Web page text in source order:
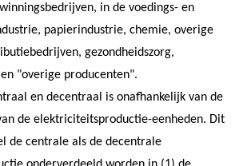
in de voedings- en
papierindustrie, chemie, overige
gezondheidszorg,
"overige producenten".
en decentraal is onafhankelijk van de
de elektriciteitsproductie-eenheden. Dit
de centrale als de decentrale